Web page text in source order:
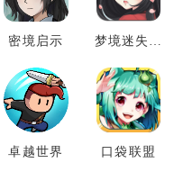
密境启示
梦境迷失之
卓越世界 口袋联盟